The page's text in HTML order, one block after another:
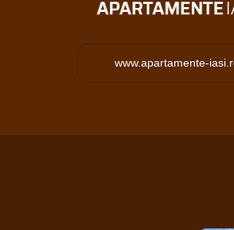
www.apartamente-